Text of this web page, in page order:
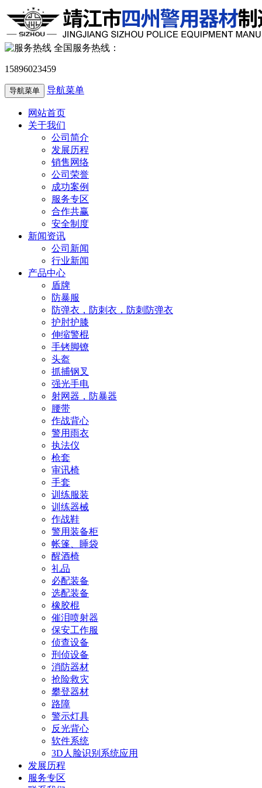
全国服务热线：
15896023459
导航菜单 导航菜单
网站首页
关于我们
公司简介
发展历程
销售网络
公司荣誉
成功案例
服务专区
合作共赢
安全制度
新闻资讯
公司新闻
行业新闻
产品中心
盾牌
防暴服
防弹衣，防刺衣，防刺防弹衣
护肘护膝
伸缩警棍
手铐脚镣
头盔
抓捕钢叉
强光手电
射网器，防暴器
腰带
作战背心
警用雨衣
执法仪
枪套
审讯椅
手套
训练服装
训练器械
作战鞋
警用装备柜
帐篷、睡袋
醒酒椅
礼品
必配装备
选配装备
橡胶棍
催泪喷射器
保安工作服
侦查设备
刑侦设备
消防器材
抢险救灾
攀登器材
路障
警示灯具
反光背心
软件系统
3D人脸识别系统应用
发展历程
服务专区